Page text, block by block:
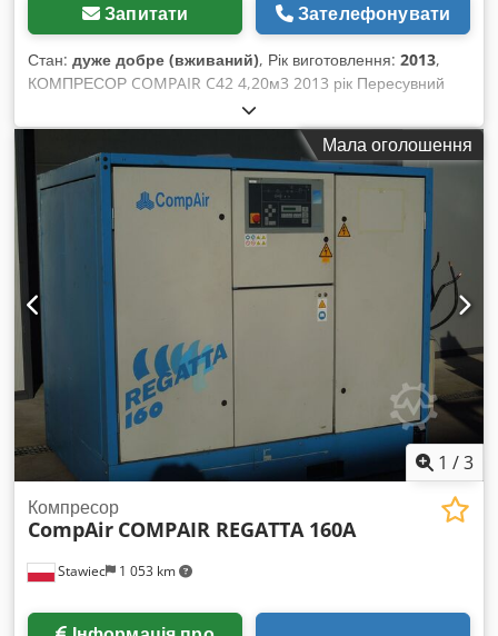
Запитати Зателефонувати
Стан: дуже добре (вживаний), Рік виготовлення: 2013,
КОМПРЕСОР COMPAIR C42 4,20м3 2013 рік Пересувний
компресор COMPAIR C42 (DLT0408-02) після повного
сервісного обслуговування. Стан дуже гарний. Технічні
характеристики: продуктивність: 4,20 м³/хв; Dksdpfx Amer
Hn Nfsrjr робочий тиск: 7 бар; двигун: YANMAR; рік
виробництва: 2013; напрацьовано: 1358 мотогодин;
компресор повністю справний. Ціна нетто: 35 500 PLN Ціна
брутто: 43 665 PLN Нижче знаходиться посилання на відео.
Мала оголошення
1 /3
Stawiec 1 053 km
Компресор
CompAir COMPAIR REGATTA 160A